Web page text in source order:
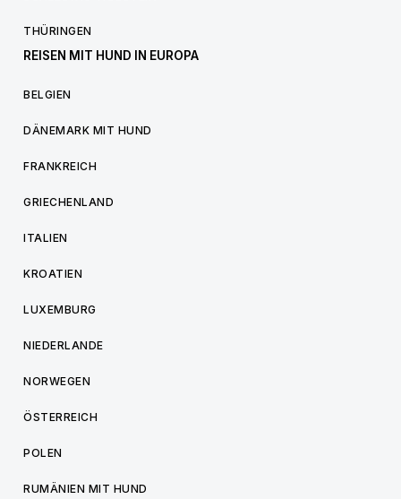
THÜRINGEN
REISEN MIT HUND IN EUROPA
BELGIEN
DÄNEMARK MIT HUND
FRANKREICH
GRIECHENLAND
ITALIEN
KROATIEN
LUXEMBURG
NIEDERLANDE
NORWEGEN
ÖSTERREICH
POLEN
RUMÄNIEN MIT HUND